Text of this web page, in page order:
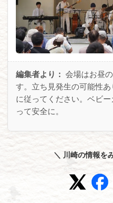
編集者より： 会場はお昼
す。立ち見発生の可能性
に従ってください。ベビ
って安全に。
＼ 川崎の情報を